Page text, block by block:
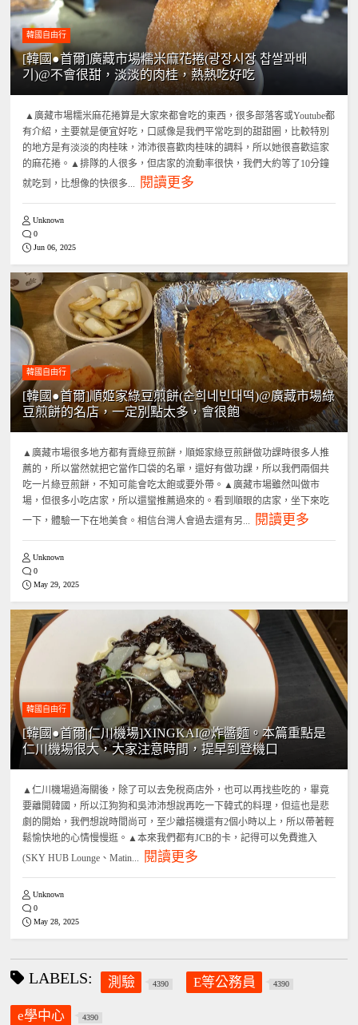
韓國自由行
[韓國●首爾]廣藏市場糯米麻花捲(광장시장 찹쌀꽈배
기)@不會很甜，淡淡的肉桂，熱熱吃好吃
▲廣藏市場糯米麻花捲算是大家來都會吃的東西，很多部落客或Youtube都
有介紹，主要就是便宜好吃，口感像是我們平常吃到的甜甜圈，比較特別
的地方是有淡淡的肉桂味，沛沛很喜歡肉桂味的調料，所以她很喜歡這家
的麻花捲。▲排隊的人很多，但店家的流動率很快，我們大約等了10分鐘
就吃到，比想像的快很多...
閱讀更多
Unknown
0
Jun 06, 2025
韓國自由行
[韓國●首爾]順姬家綠豆煎餅(순희네빈대떡)@廣藏市場綠
豆煎餅的名店，一定別點太多，會很飽
▲廣藏市場很多地方都有賣綠豆煎餅，順姬家綠豆煎餅做功課時很多人推
薦的，所以當然就把它當作口袋的名單，還好有做功課，所以我們兩個共
吃一片綠豆煎餅，不知可能會吃太飽或要外帶。▲廣藏市場雖然叫做市
場，但很多小吃店家，所以還蠻推薦過來的。看到順眼的店家，坐下來吃
一下，體驗一下在地美食。相信台灣人會過去還有另...
閱讀更多
Unknown
0
May 29, 2025
韓國自由行
[韓國●首爾|仁川機場]XINGKAI@炸醬麵。本篇重點是
仁川機場很大，大家注意時間，提早到登機口
▲仁川機場過海關後，除了可以去免稅商店外，也可以再找些吃的，畢竟
要離開韓國，所以江狗狗和吳沛沛想說再吃一下韓式的料理，但這也是悲
劇的開始，我們想說時間尚可，至少離搭機還有2個小時以上，所以帶著輕
鬆愉快地的心情慢慢逛。▲本來我們都有JCB的卡，記得可以免費進入
(SKY HUB Lounge、Matin...
閱讀更多
Unknown
0
May 28, 2025
LABELS: 測驗 4390 E等公務員 4390
e學中心 4390